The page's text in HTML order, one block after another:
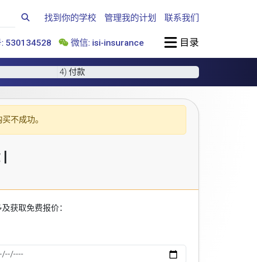
找到你的学校 管理我的计划 联系我们
530134528 微信: isi-insurance 目录
4) 付款
不成功。
获取免费报价：